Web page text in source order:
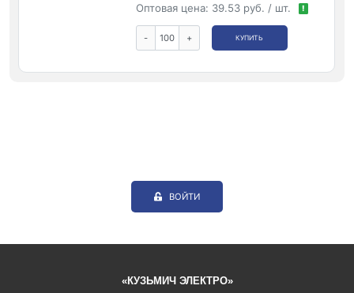
Оптовая цена: 39.53 руб. / шт. !
- + КУПИТЬ
ВОЙТИ
«КУЗЬМИЧ ЭЛЕКТРО»